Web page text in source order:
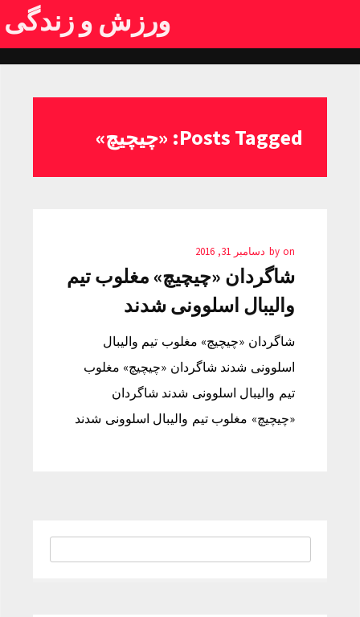
ورزش و زندگی
Posts Tagged: «چیچیچ»
by on دسامبر 31, 2016
شاگردان «چیچیچ» مغلوب تیم
والیبال اسلوونی شدند
شاگردان «چیچیچ» مغلوب تیم والیبال
اسلوونی شدند شاگردان «چیچیچ» مغلوب
تیم والیبال اسلوونی شدند شاگردان
«چیچیچ» مغلوب تیم والیبال اسلوونی شدند